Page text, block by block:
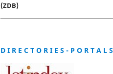
(ZDB)
D I R E C T O R I E S - P O R T A L S